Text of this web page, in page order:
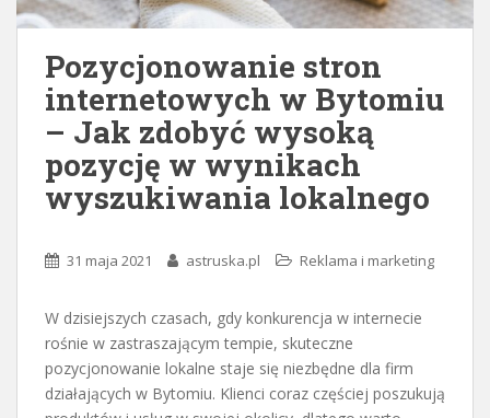
Pozycjonowanie stron
internetowych w Bytomiu
– Jak zdobyć wysoką
pozycję w wynikach
wyszukiwania lokalnego
31 maja 2021 astruska.pl Reklama i marketing
W dzisiejszych czasach, gdy konkurencja w internecie
rośnie w zastraszającym tempie, skuteczne
pozycjonowanie lokalne staje się niezbędne dla firm
działających w Bytomiu. Klienci coraz częściej poszukują